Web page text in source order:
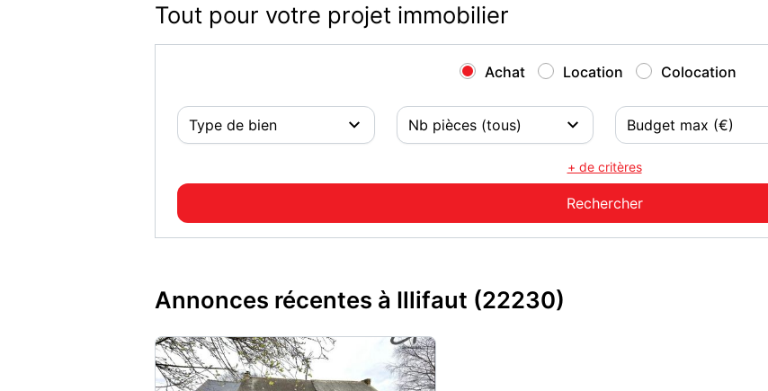
Tout pour votre projet immobilier
Achat Location Colocation
+ de critères
Annonces récentes à Illifaut (22230)